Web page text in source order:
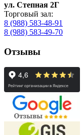
ул. Степная 2Г
Торговый зал:
8 (988) 583-48-91
8 (988) 583-49-70
Отзывы